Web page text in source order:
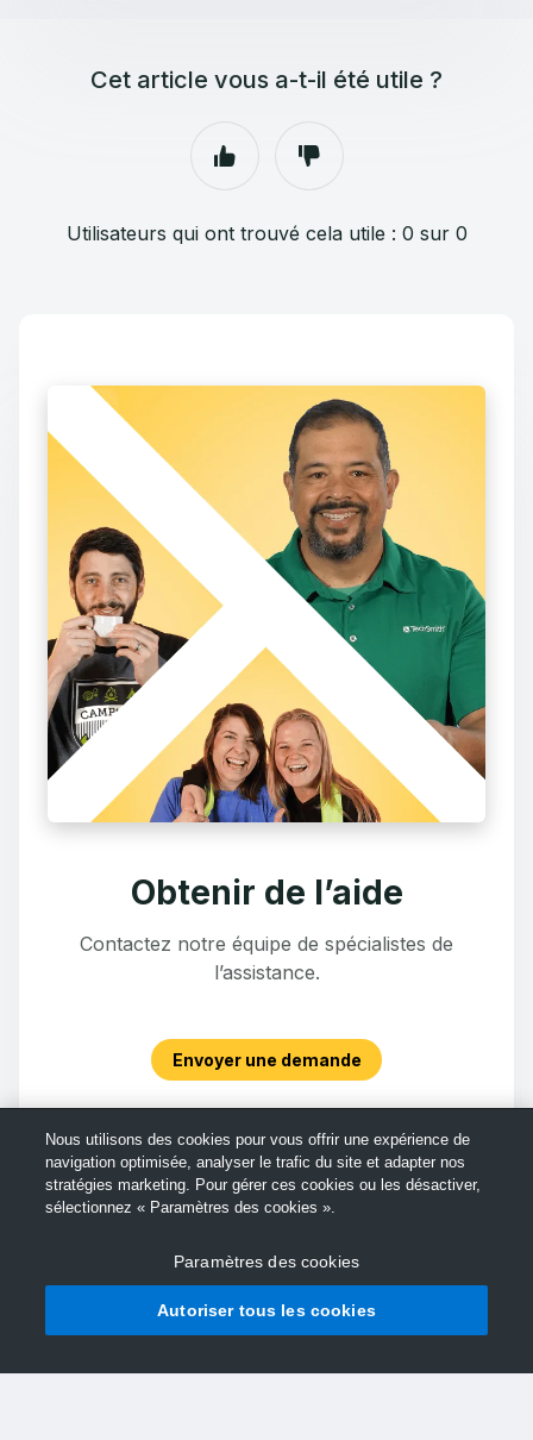
Cet article vous a-t-il été utile ?
Utilisateurs qui ont trouvé cela utile : 0 sur 0
Obtenir de l’aide
Contactez notre équipe de spécialistes de
l’assistance.
Envoyer une demande
Nous utilisons des cookies pour vous offrir une expérience de
navigation optimisée, analyser le trafic du site et adapter nos
stratégies marketing. Pour gérer ces cookies ou les désactiver,
sélectionnez « Paramètres des cookies ».
Paramètres des cookies
Autoriser tous les cookies